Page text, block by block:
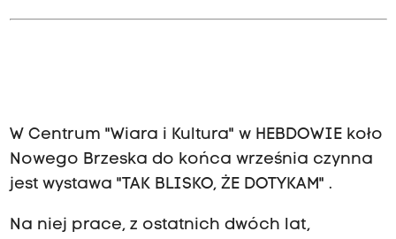
W Centrum "Wiara i Kultura" w HEBDOWIE koło
Nowego Brzeska do końca września czynna
jest wystawa "TAK BLISKO, ŻE DOTYKAM" .
Na niej prace, z ostatnich dwóch lat,